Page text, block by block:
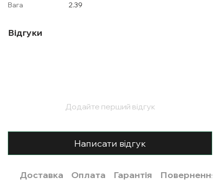
Вага
2.39
Відгуки
Додайте перший відгук
Написати відгук
Доставка Оплата Гарантія Повернення